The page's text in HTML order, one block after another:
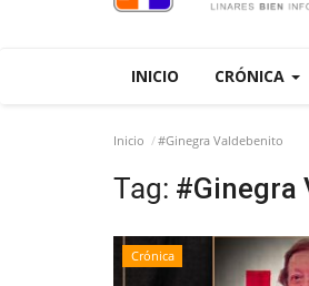
INICIO CRÓNICA
Inicio #Ginegra Valdebenito
Tag: #Ginegra
Crónica